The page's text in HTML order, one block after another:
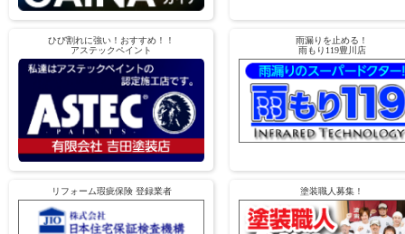
ひび割れに強い！おすすめ！！
アステックペイント
雨漏りを止める！
雨もり119豊川店
リフォーム瑕疵保険 登録業者 塗装職人募集！